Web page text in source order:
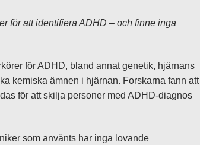
för att identifiera ADHD – och finne inga
för ADHD, bland annat genetik, hjärnans
kemiska ämnen i hjärnan. Forskarna fann att
för att skilja personer med ADHD-diagnos
som använts har inga lovande